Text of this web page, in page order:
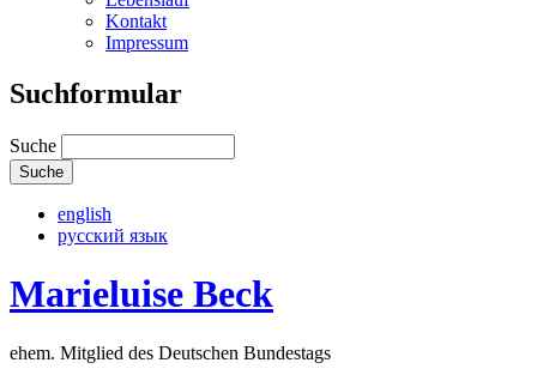
Kontakt
Impressum
Suchformular
Suche
english
русский язык
Marieluise Beck
ehem. Mitglied des Deutschen Bundestags